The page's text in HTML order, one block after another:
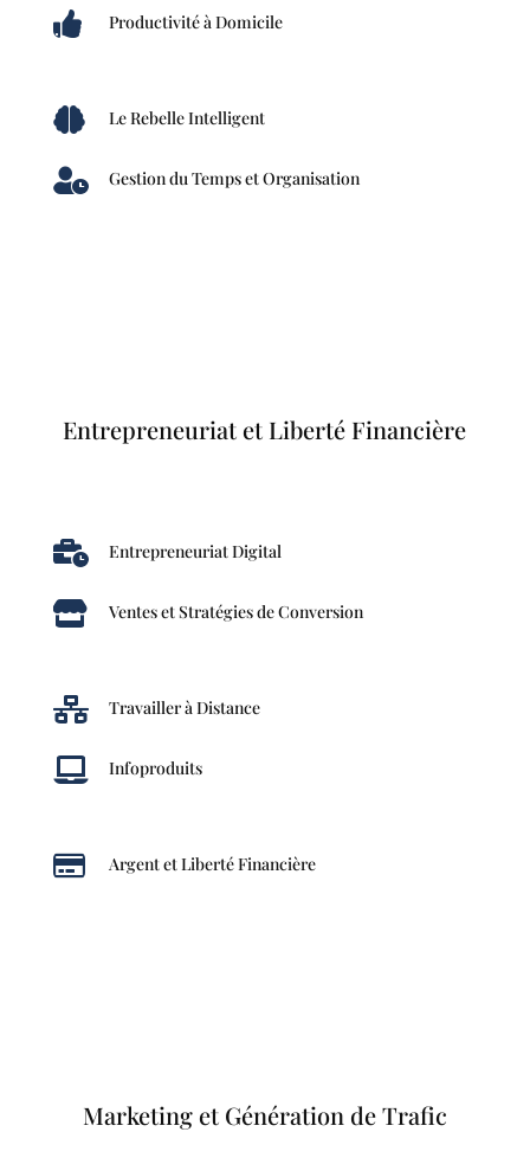
 Productivité à Domicile
 Le Rebelle Intelligent
 Gestion du Temps et Organisation
Entrepreneuriat et Liberté Financière
 Entrepreneuriat Digital
 Ventes et Stratégies de Conversion
 Travailler à Distance
 Infoproduits
 Argent et Liberté Financière
Marketing et Génération de Trafic